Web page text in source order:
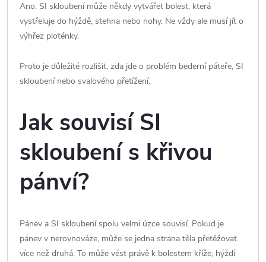
Ano. SI skloubení může někdy vytvářet bolest, která
vystřeluje do hýždě, stehna nebo nohy. Ne vždy ale musí jít o
výhřez ploténky.
Proto je důležité rozlišit, zda jde o problém bederní páteře, SI
skloubení nebo svalového přetížení.
Jak souvisí SI
skloubení s křivou
pánví?
Pánev a SI skloubení spolu velmi úzce souvisí. Pokud je
pánev v nerovnováze, může se jedna strana těla přetěžovat
více než druhá. To může vést právě k bolestem kříže, hýždí